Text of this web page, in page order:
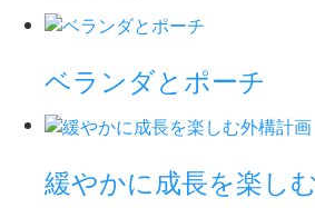
ベランダとポーチ
緩やかに成長を楽し